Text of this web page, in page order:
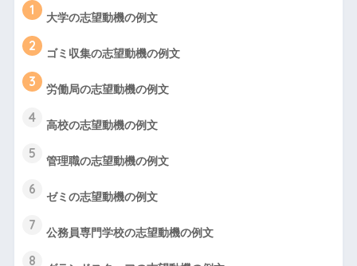
1 大学の志望動機の例文
2 ゴミ収集の志望動機の例文
3 労働局の志望動機の例文
4 高校の志望動機の例文
5 管理職の志望動機の例文
6 ゼミの志望動機の例文
7 公務員専門学校の志望動機の例文
8